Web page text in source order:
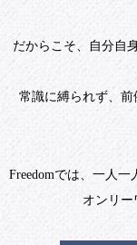
だからこそ、自分自
常識に縛られず、
Freedomでは、一人
オンリー